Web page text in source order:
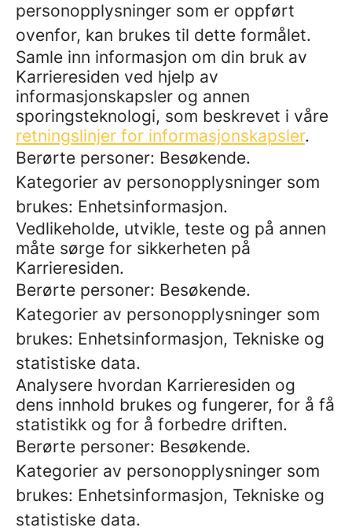
personopplysninger som er oppført
ovenfor, kan brukes til dette formålet.
Samle inn informasjon om din bruk av
Karrieresiden ved hjelp av
informasjonskapsler og annen
sporingsteknologi, som beskrevet i våre
retningslinjer for informasjonskapsler.
Berørte personer: Besøkende.
Kategorier av personopplysninger som
brukes: Enhetsinformasjon.
Vedlikeholde, utvikle, teste og på annen
måte sørge for sikkerheten på
Karrieresiden.
Berørte personer: Besøkende.
Kategorier av personopplysninger som
brukes: Enhetsinformasjon, Tekniske og
statistiske data.
Analysere hvordan Karrieresiden og
dens innhold brukes og fungerer, for å få
statistikk og for å forbedre driften.
Berørte personer: Besøkende.
Kategorier av personopplysninger som
brukes: Enhetsinformasjon, Tekniske og
statistiske data.